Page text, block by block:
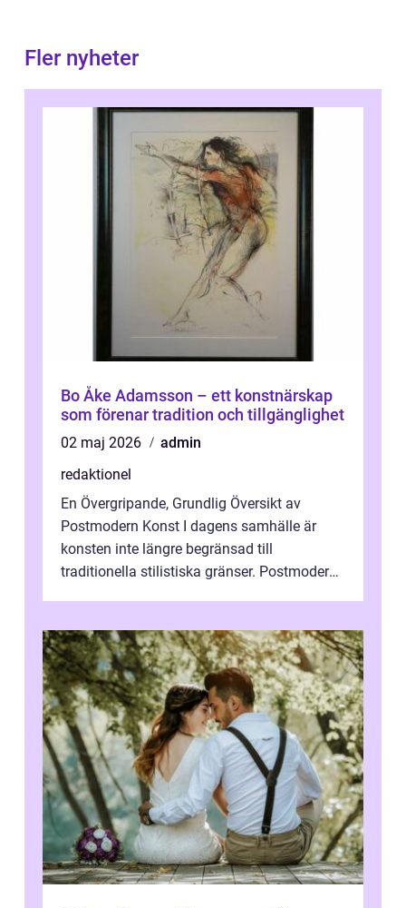
Fler nyheter
Bo Åke Adamsson – ett konstnärskap
som förenar tradition och tillgänglighet
02 maj 2026
admin
redaktionel
En Övergripande, Grundlig Översikt av
Postmodern Konst I dagens samhälle är
konsten inte längre begränsad till
traditionella stilistiska gränser. Postmodern